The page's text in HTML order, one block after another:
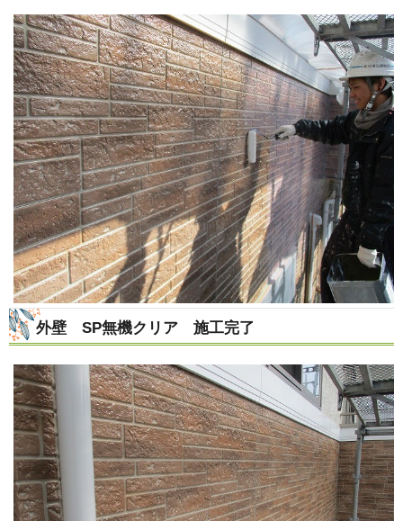
外壁 SP無機クリア 施工完了